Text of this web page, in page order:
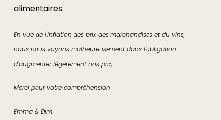
alimentaires.
En vue de l'inflation des prix des marchandises et du vins,
nous nous voyons malheureusement dans l'obligation
d'augmenter légèrement nos prix,
Merci pour votre compréhension.
Emma & Dim
~ Fraîcheur Mangue-Passion, Crème Brûlée
Gyoza Mangue, Menthe, Ananas
~ Pain de Gènes aux Cerises, Crème Brûlée à la